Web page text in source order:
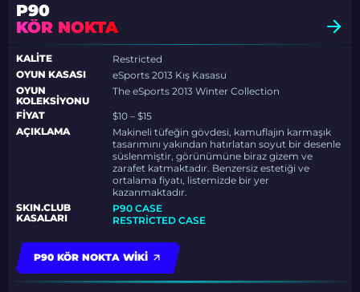
P90
KÖR NOKTA
KALITE
Restricted
OYUN KASASI
eSports 2013 Kış Kasasu
OYUN
KOLEKSIYONU
The eSports 2013 Winter Collection
FIYAT
$10 – $15
AÇIKLAMA
Makineli tüfeğin gövdesi, kamuflajın karmaşık
tasarımını yakından hatırlatan soyut bir desenle
süslenmiştir, görünümüne biraz gizem ve
zarafet katmaktadır. Benzersiz estetiği ve
ortalama fiyatı, listemizde bir yer
kazanmaktadır.
SKIN.CLUB
KASALARI
P90 CASE
RESTRICTED CASE
P90 KÖR NOKTA WIKI